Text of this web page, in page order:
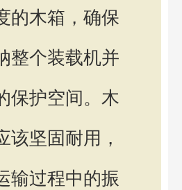
的木箱，确保
整个装载机并
保护空间。木
该坚固耐用，
输过程中的振